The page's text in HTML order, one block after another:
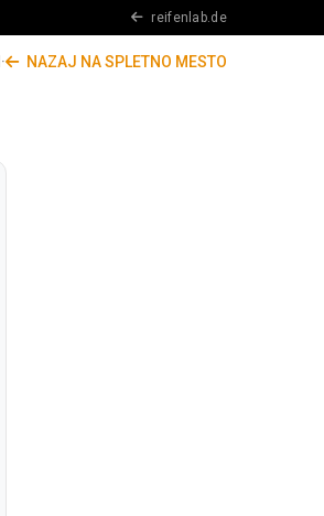
reifenlab.de
· NAZAJ NA SPLETNO MESTO